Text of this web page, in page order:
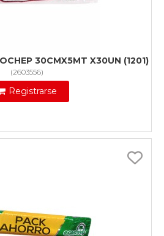
30CMX5MT X30UN (1201)
(2603556)
Registrarse